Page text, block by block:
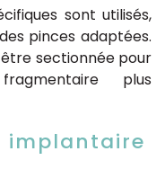
sont utilisés,
pinces adaptées.
sectionnée pour
plus
implantaire